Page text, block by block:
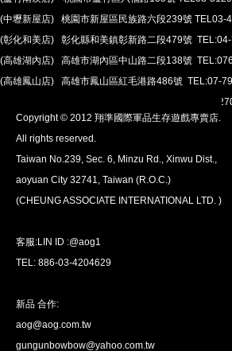
安心購買
100％付款保護。 簡單
退貨政策
全球配送
我們將運送至全球
(中壢新屋店) 桃園市新屋區民族路六段239號 TEL03-
(彰化和美店) 彰化縣和美鎮彰新路二段479號
(高雄湖內店) 高雄市湖內區中山路二段138號
(高雄鳳山店) 高雄市鳳山區紅毛港路486號 TEL:07-
翔準網路部門:TEL 03-4202763 03-
Copyright © 2012 翔準國際軍品生存遊戲專賣店.
All rights reserved.
Taiwan No.239, Sec. 6, Minzu Rd., Xinwu Dist.,
aoyuan City 32741, Taiwan (R.O.C.)
(CHEUNG ASSOCIATE INTERNATIONAL LTD. )
客服:LIN ID :@aog1
TEL: 886-03-4204629
新品 合作:
aog@aog.com.tw
gungunbowbow@yahoo.com.tw